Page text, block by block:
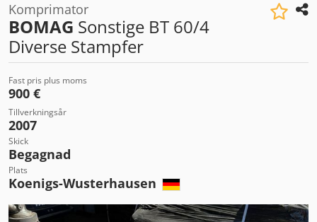
Komprimator
BOMAG Sonstige BT 60/4
Diverse Stampfer
Fast pris plus moms
900 €
Tillverkningsår
2007
Skick
Begagnad
Plats
Koenigs-Wusterhausen